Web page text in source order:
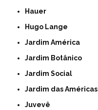
Hauer
Hugo Lange
Jardim América
Jardim Botânico
Jardim Social
Jardim das Américas
Juvevê